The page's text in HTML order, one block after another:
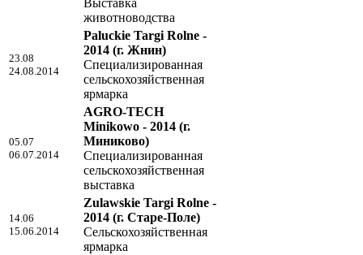
Выставка
животноводства
23.08
24.08.2014
Paluckie Targi Rolne -
2014 (г. Жнин)
Специализированная
сельскохозяйственная
ярмарка
05.07
06.07.2014
AGRO-TECH
Minikowo - 2014 (г.
Миниково)
Специализированная
сельскохозяйственная
выставка
14.06
15.06.2014
Zulawskie Targi Rolne -
2014 (г. Старе-Поле)
Сельскохозяйственная
ярмарка